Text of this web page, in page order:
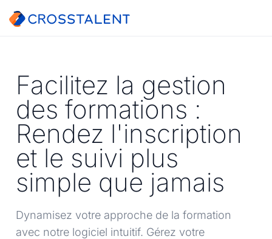
Facilitez la gestion
des formations :
Rendez l'inscription
et le suivi plus
simple que jamais
Dynamisez votre approche de la formation
avec notre logiciel intuitif. Gérez votre